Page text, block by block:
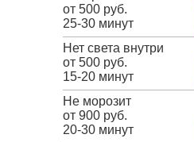
от 500 руб.
25-30 минут
Нет света внутри
от 500 руб.
15-20 минут
Не морозит
от 900 руб.
20-30 минут